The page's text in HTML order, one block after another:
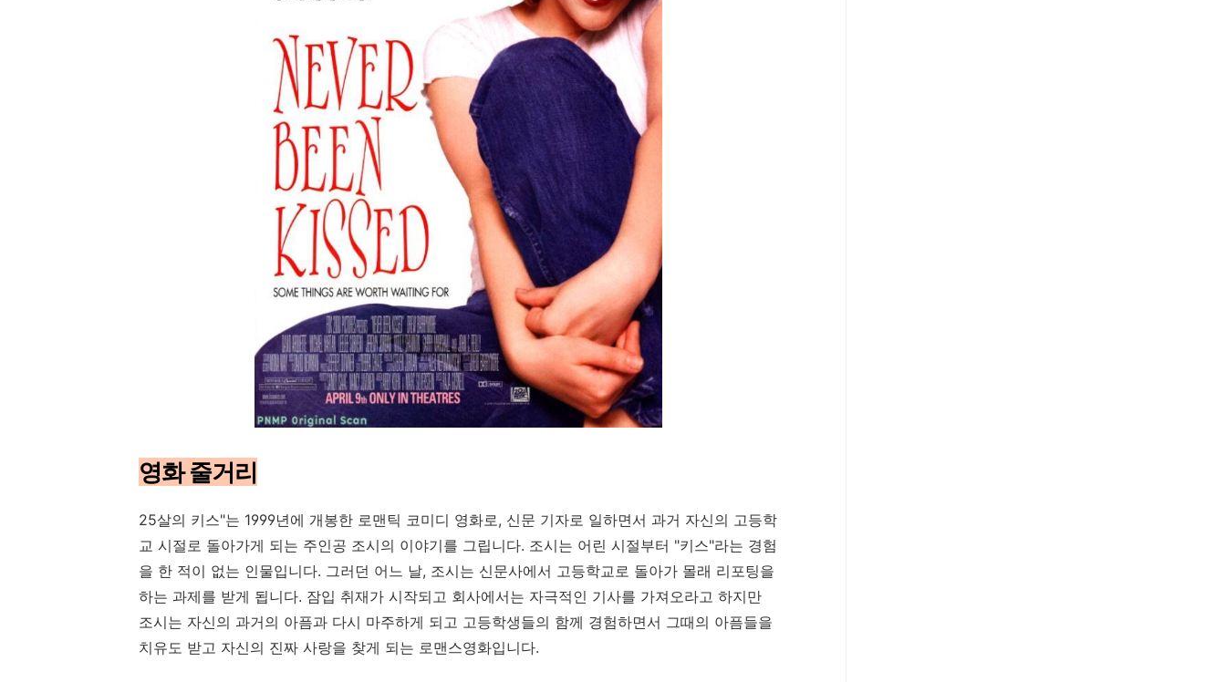
영화 줄거리
25살의 키스"는 1999년에 개봉한 로맨틱 코미디 영화로, 신문 기자로 일하면서 과거 자신의 고등학
교 시절로 돌아가게 되는 주인공 조시의 이야기를 그립니다. 조시는 어린 시절부터 "키스"라는 경험
을 한 적이 없는 인물입니다. 그러던 어느 날, 조시는 신문사에서 고등학교로 돌아가 몰래 리포팅을
하는 과제를 받게 됩니다. 잠입 취재가 시작되고 회사에서는 자극적인 기사를 가져오라고 하지만
조시는 자신의 과거의 아픔과 다시 마주하게 되고 고등학생들의 함께 경험하면서 그때의 아픔들을
치유도 받고 자신의 진짜 사랑을 찾게 되는 로맨스영화입니다.